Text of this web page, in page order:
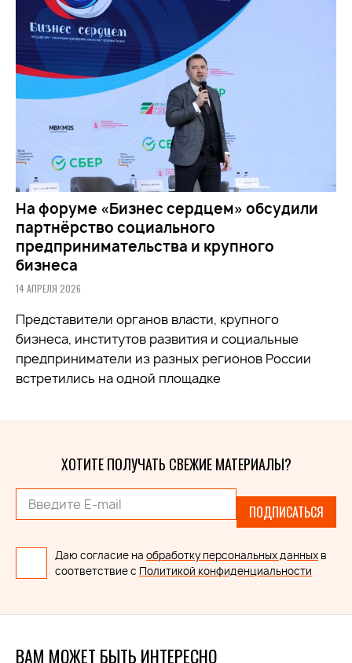
На форуме «Бизнес сердцем» обсудили
партнёрство социального
предпринимательства и крупного
бизнеса
14 АПРЕЛЯ 2026
Представители органов власти, крупного
бизнеса, институтов развития и социальные
предприниматели из разных регионов России
встретились на одной площадке
ХОТИТЕ ПОЛУЧАТЬ СВЕЖИЕ МАТЕРИАЛЫ?
ПОДПИСАТЬСЯ
Даю согласие на обработку персональных данных в
соответствие с Политикой конфиденциальности
ВАМ МОЖЕТ БЫТЬ ИНТЕРЕСНО